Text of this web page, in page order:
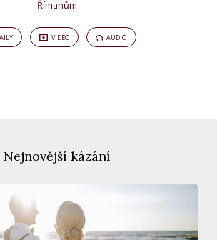
Římanům
VIDEO AUDIO
Nejnovější kázání